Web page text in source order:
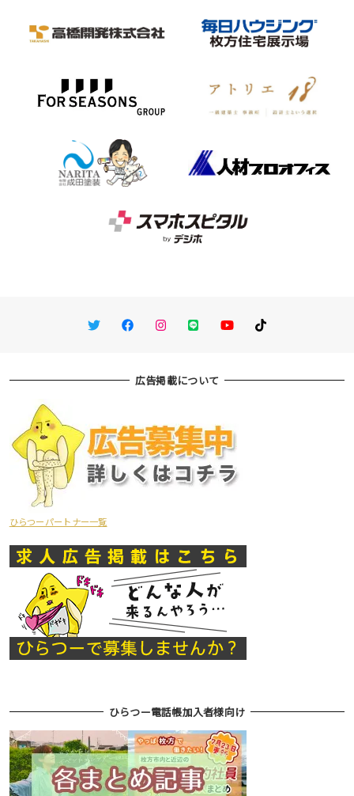
TwitterFacebookInstagram
LINE You TubeTikTok
広告掲載について
ひらつーパートナー一覧
ひらつー電話帳加入者様向け